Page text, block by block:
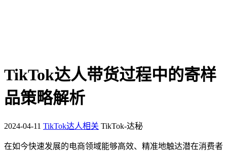
TikTok达人带货过程中的寄样
品策略解析
2024-04-11 TikTok达人相关 TikTok-达秘
在如今快速发展的电商领域能够高效、精准地触达潜在消费者